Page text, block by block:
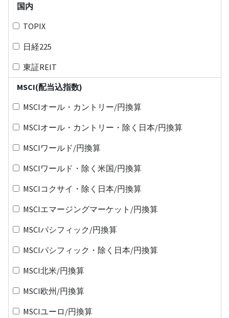
国内
TOPIX
日経225
東証REIT
MSCI(配当込指数)
MSCIオール・カントリー/円換算
MSCIオール・カントリー・除く日本/円換算
MSCIワールド/円換算
MSCIワールド・除く米国/円換算
MSCIコクサイ・除く日本/円換算
MSCIエマージングマーケット/円換算
MSCIパシフィック/円換算
MSCIパシフィック・除く日本/円換算
MSCI北米/円換算
MSCI欧州/円換算
MSCIユーロ/円換算